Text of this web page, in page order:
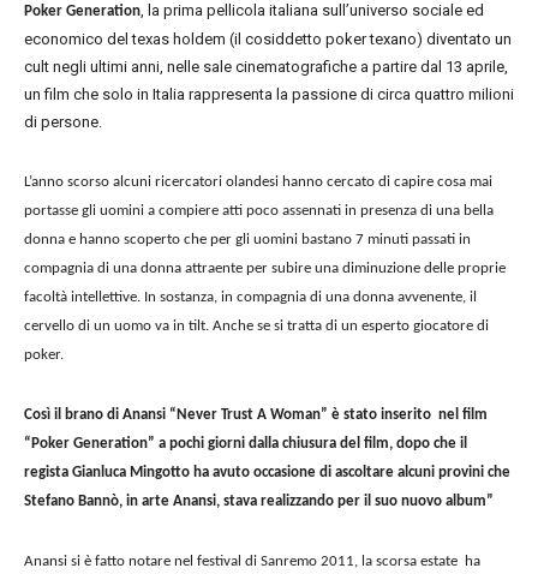
Poker Generation, la prima pellicola italiana sull’universo sociale ed
economico del texas holdem (il cosiddetto poker texano) diventato un
cult negli ultimi anni, nelle sale cinematografiche a partire dal 13 aprile,
un film che solo in Italia rappresenta la passione di circa quattro milioni
di persone.
L’anno scorso alcuni ricercatori olandesi hanno cercato di capire cosa mai
portasse gli uomini a compiere atti poco assennati in presenza di una bella
donna e hanno scoperto che per gli uomini bastano 7 minuti passati in
compagnia di una donna attraente per subire una diminuzione delle proprie
facoltà intellettive. In sostanza, in compagnia di una donna avvenente, il
cervello di un uomo va in tilt. Anche se si tratta di un esperto giocatore di
poker.
Così il brano di Anansi “Never Trust A Woman” è stato inserito nel film
“Poker Generation” a pochi giorni dalla chiusura del film, dopo che il
regista Gianluca Mingotto ha avuto occasione di ascoltare alcuni provini che
Stefano Bannò, in arte Anansi, stava realizzando per il suo nuovo album”
Anansi si è fatto notare nel festival di Sanremo 2011, la scorsa estate ha